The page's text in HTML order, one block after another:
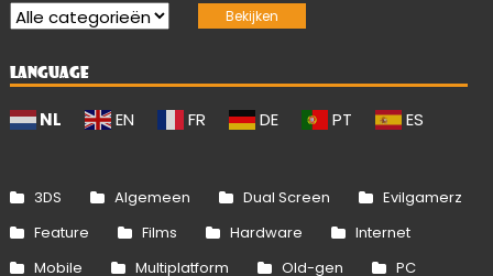
LANGUAGE
NL EN FR DE PT ES
3DS Algemeen Dual Screen
Evilgamerz
Feature
Films Hardware
Internet
Mobile
Multiplatform Old-gen PC